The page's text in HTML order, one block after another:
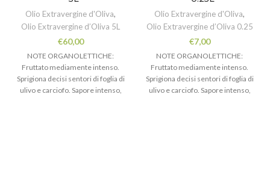
Olio Extravergine d'Oliva,
Olio Extravergine d’Oliva 5L
€60,00
NOTE ORGANOLETTICHE:
Fruttato mediamente intenso.
Sprigiona decisi sentori di foglia di
ulivo e carciofo. Sapore intenso,
Olio Extravergine d'Oliva,
Olio Extravergine d’Oliva 0.25
€7,00
NOTE ORGANOLETTICHE:
Fruttato mediamente intenso.
Sprigiona decisi sentori di foglia di
ulivo e carciofo. Sapore intenso,